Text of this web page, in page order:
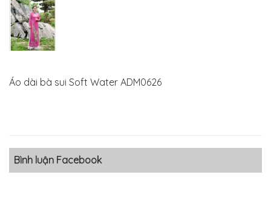
Áo dài bà sui Soft Water ADM0626
Bình luận Facebook